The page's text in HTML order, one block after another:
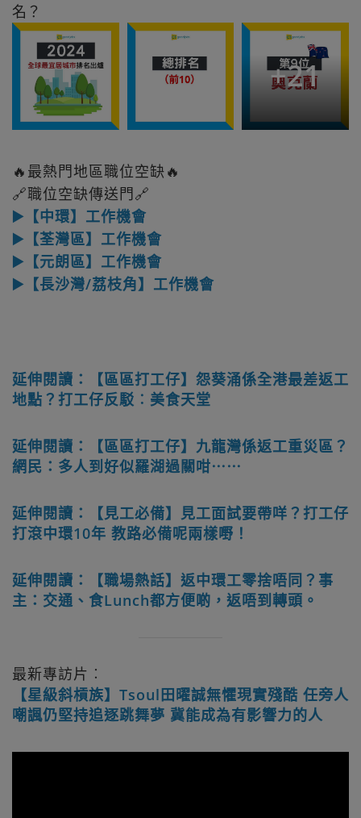
名？
+21
🔥最熱門地區職位空缺🔥
🔗職位空缺傳送門🔗
▶️【中環】工作機會
▶️【荃灣區】工作機會
▶️【元朗區】工作機會
▶️【長沙灣/荔枝角】工作機會
延伸閱讀：【區區打工仔】怨葵涌係全港最差返工
地點？打工仔反駁︰美食天堂
延伸閱讀：【區區打工仔】九龍灣係返工重災區？
網民：多人到好似羅湖過關咁⋯⋯
延伸閱讀：【見工必備】見工面試要帶咩？打工仔
打滾中環10年 教路必備呢兩樣嘢！
延伸閱讀：【職場熱話】返中環工零捨唔同？事
主：交通、食Lunch都方便啲，返唔到轉頭。
最新專訪片︰
【星級斜槓族】Tsoul田曜誠無懼現實殘酷 任旁人
嘲諷仍堅持追逐跳舞夢 冀能成為有影響力的人